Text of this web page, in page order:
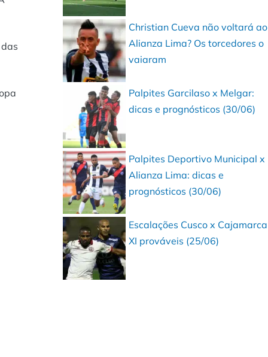
Christian Cueva não voltará ao
Alianza Lima? Os torcedores o
vaiaram
Palpites Garcilaso x Melgar:
dicas e prognósticos (30/06)
Palpites Deportivo Municipal x
Alianza Lima: dicas e
prognósticos (30/06)
Escalações Cusco x
XI prováveis (25/06)